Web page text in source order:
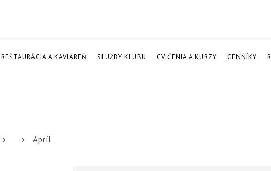
REŠTAURÁCIA A KAVIAREŇ SLUŽBY KLUBU CVIČENIA A KURZY CENNÍKY
Apríl